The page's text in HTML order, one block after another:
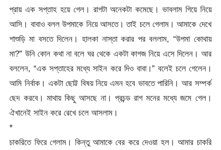
প্রায় এক সপ্তাহ হয়ে গেল। রাগটা অনেকটা কমেছে। ভাবলাম গিয়ে নিয়ে
আসি। বাবাও বলল উপমাকে নিয়ে আসতে। তাই চলে গেলাম। আমাকে দেখে
শাশুড়ি মা বসতে দিলেন। হালকা নাস্তা করার পর বললাম, “উপমা কোথায়
মা?” উনি কোন কথা না বলে ঘর থেকে একটা কাগজ নিয়ে এসে দিলেন। আর
বললেন, “এক সপ্তাহের মধ্যে সাইন করে দিও বাবা।” বলেই চলে গেলেন।
আমি নির্বাক। একটা ছোট্ট বিষয় নিয়ে এমন হবে ভাবতে পারিনি। আর সম্পর্ক
ছেদ করবে। মাথায় কিছু আসছে না। প্রচন্ড রাগ মনের মধ্যে জমে গেল।
ঐখানেই সাইন করে রেখে চলে আসলাম।
*
চাকরিতে ফিরে গেলাম। কিন্তু আমাকে বের করে দেওয়া হল। আমার চাকরি